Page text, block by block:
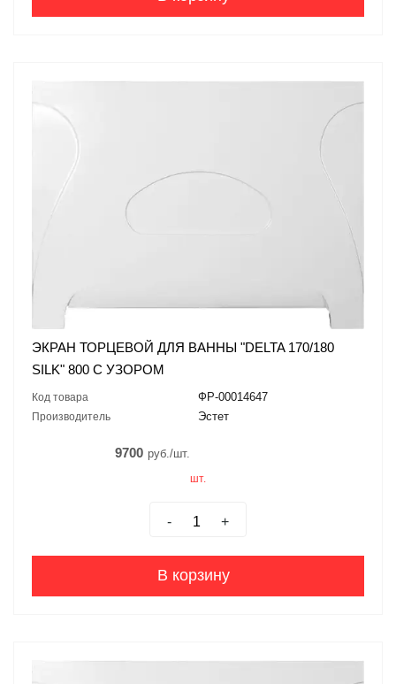
ЭКРАН ТОРЦЕВОЙ ДЛЯ ВАННЫ "DELTA 170/180
SILK" 800 C УЗОРОМ
Код товара ФР-00014647
Производитель Эстет
9700 руб./шт.
шт.
- +
В корзину